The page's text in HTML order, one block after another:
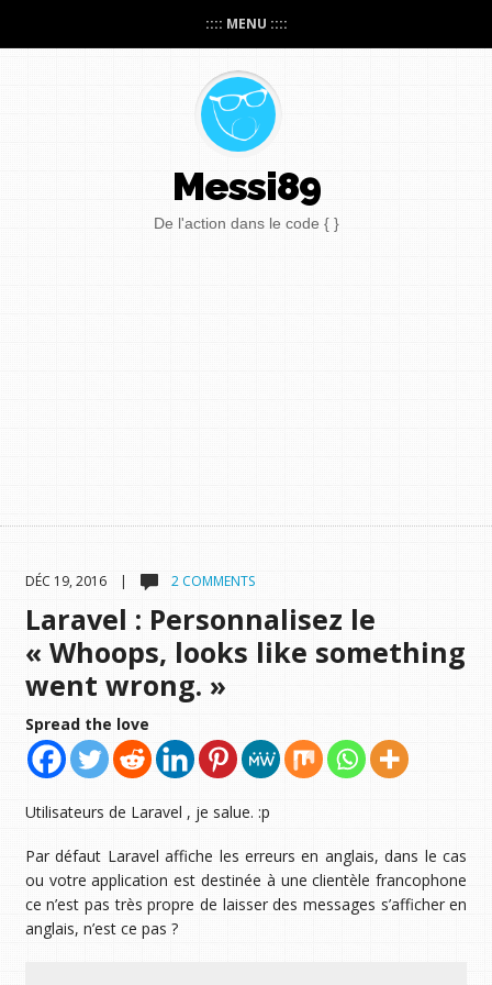
:::: MENU ::::
Messi89
De l'action dans le code { }
DÉC 19, 2016 | 2 COMMENTS
Laravel : Personnalisez le
« Whoops, looks like something
went wrong. »
Spread the love
Utilisateurs de Laravel , je salue. :p
Par défaut Laravel affiche les erreurs en anglais, dans le cas
ou votre application est destinée à une clientèle francophone
ce n’est pas très propre de laisser des messages s’afficher en
anglais, n’est ce pas ?